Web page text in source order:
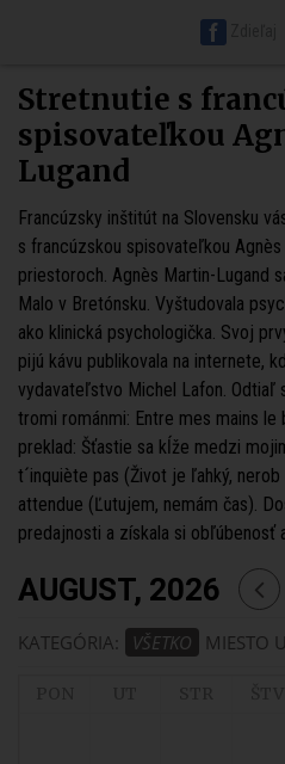
Karlova ves
Záhorská Bystrica
Jarovce
Senec
Malacky Pezinok Modra
Stretnutie s
spisovateľkou
Lugand
Francúzsky inštitút na Slovensku
s francúzskou spisovateľkou
priestoroch. Agnès Martin-Lugand
Malo v Bretónsku. Vyštudovala
ako klinická psychologička. Svoj
pijú kávu publikovala na internete,
vydavateľstvo Michel Lafon. Odtiaľ
tromi románmi: Entre mes mains le
preklad: Šťastie sa kĺže medzi
t´inquiète pas (Život je ľahký,
attendue (Ľutujem, nemám čas).
predajnosti a získala si obľúbenosť
AUGUST, 2026
KATEGÓRIA: VŠETKO MIESTO